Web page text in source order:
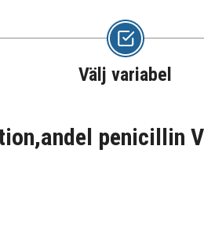
Välj variabel
penicillin